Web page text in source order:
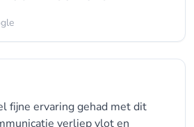
fijne ervaring gehad met dit
verliep vlot en